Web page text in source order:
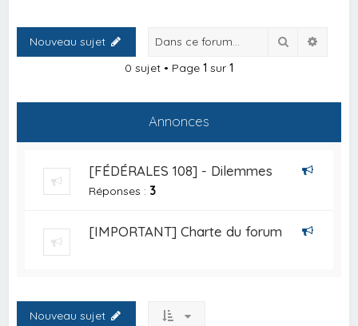
Nouveau sujet Rechercher
0 sujet • Page 1 sur 1
Annonces
[FÉDÉRALES 108] - Dilemmes
Réponses : 3
[IMPORTANT] Charte du forum
Nouveau sujet